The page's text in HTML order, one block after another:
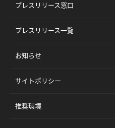
プレスリリース窓口
プレスリリース一覧
お知らせ
サイトポリシー
推奨環境